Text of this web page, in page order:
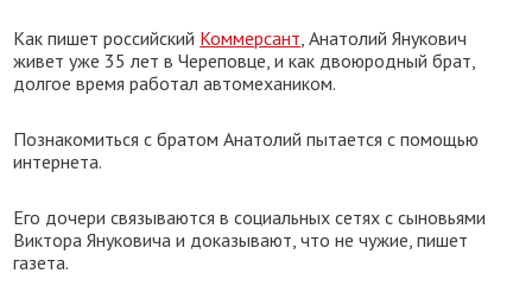
Как пишет российский Коммерсант, Анатолий Янукович
живет уже 35 лет в Череповце, и как двоюродный брат,
долгое время работал автомехаником.
Познакомиться с братом Анатолий пытается с помощью
интернета.
Его дочери связываются в социальных сетях с сыновьями
Виктора Януковича и доказывают, что не чужие, пишет
газета.